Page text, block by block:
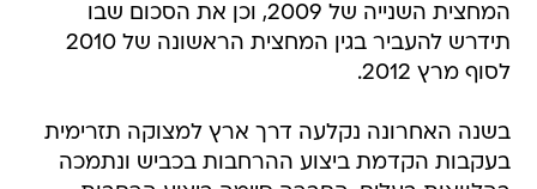
המחצית השנייה של 2009, וכן את הסכום שבו
תידרש להעביר בגין המחצית הראשונה של 2010
לסוף מרץ 2012.
בשנה האחרונה נקלעה דרך ארץ למצוקה תזרימית
בעקבות הקדמת ביצוע ההרחבות בכביש ונתמכה